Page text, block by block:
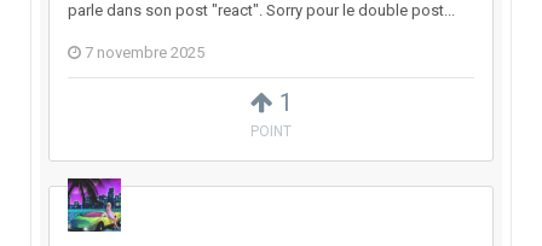
1
POINT
parle dans son post "react". Sorry pour le double post...
7 novembre 2025